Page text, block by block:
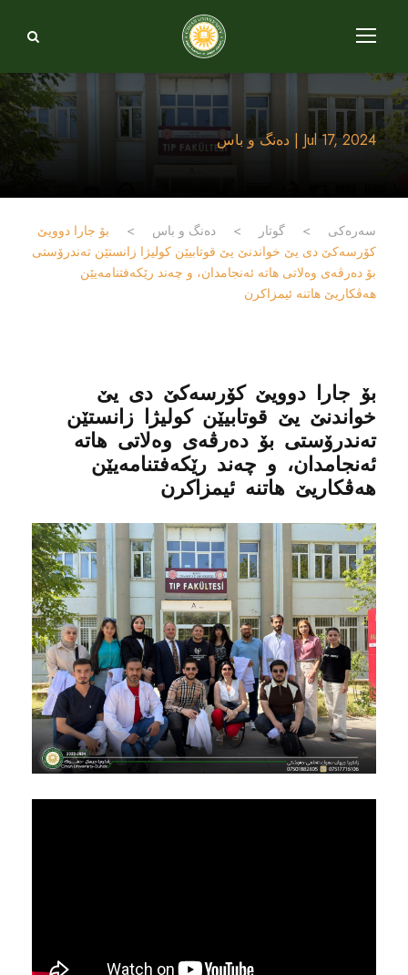
Jul 17, 2024 | دەنگ و باس
سەرەکی > گوتار > دەنگ و باس >
بۆ جارا دوویێ
كۆرسه‌كێ دى یێ خواندنێ یێ قوتابیێن كولیژا زانستێن ته‌ندرۆستى
بۆ ده‌رڤه‌ى وه‌لاتى هاته‌ ئه‌نجامدان، و چه‌ند رێكه‌فتنامه‌یێن
هه‌ڤكاریێ هاتنه‌ ئیمزاكرن
بۆ جارا دوویێ كۆرسه‌كێ دى یێ
خواندنێ یێ قوتابیێن كولیژا زانستێن
ته‌ندرۆستى بۆ ده‌رڤه‌ى وه‌لاتى هاته‌
ئه‌نجامدان، و چه‌ند رێكه‌فتنامه‌یێن
هه‌ڤكاریێ هاتنه‌ ئیمزاكرن